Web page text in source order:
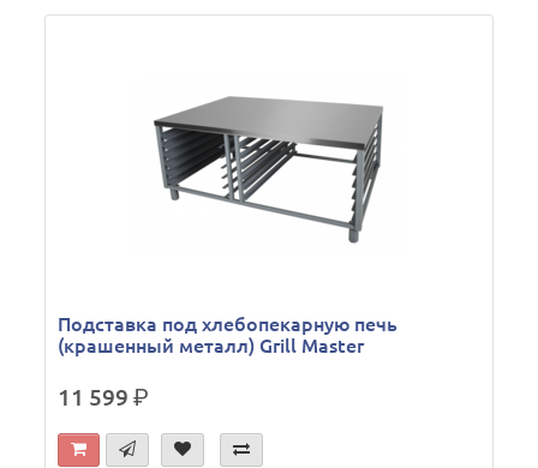
Подставка под хлебопекарную печь
(крашенный металл) Grill Master
11 599р.